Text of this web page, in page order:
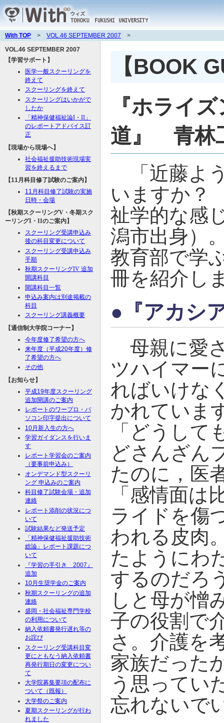
With TOP > VOL.46 SEPTEMBER 2007 >
VOL.46 SEPTEMBER 2007
【学習サポート】
医学一般スクーリングを
終えて
スクーリングを終えて
スクーリングはいかがで
したか
「精神保健福祉論I ・ II 」
のレポートアドバイス訂
正
【現場から現場へ】
社会福祉援助技術現場実
習を終えるまで
【11月科目修了試験のご案内】
11月科目修了試験の実施
日時・会場
【秋期スクーリングV ・冬期スク
ーリングI ・ IIのご案内】
スクーリング受講申込み
後の科目変更について
スクーリング受講申込み
手順
秋期スクーリングIV 追加
開講科目
開講科目一覧
申込み案内は別途掲載の
科目
スクーリング講義概要
【通信制大学院コーナー】
今年度修了希望の方へ
来年度（平成20年度）修
了希望の方へ
その他
【お知らせ】
平成19年度スクーリング
追加開講のご案内
レポートのワープロ・パ
ソコン印字提出について
10月新入生の方へ
学習ガイダンスを行いま
す
レポート学習会のご案内
（要事前申込み）
オンデマンド型スクーリ
ング 申込みのご案内
科目修了試験会場・追加
連絡
レポート添削の状況につ
いて
試験結果など発送予定
「精神保健福祉援助技術
総論」レポート課題につ
いて
『学習の手引き 2007』
追加
10月生奨学金のご案内
秋期スクーリングの追加
連絡
盛岡・社会福祉専門学校
の利用について
納入依頼書発行遅れ等の
お詫び
スクーリング受講科目変
更にともなう納入依頼書
再発行期日の変更につい
て
大学院募集要項の配布に
ついて（既報）
大学祭のご案内
夏期スクーリングが行わ
れました
【BOOK
『ホライ
道』 青林
「近藤よ
いますか？
祉学的な感
潟市出身）
教育部で学
冊を紹介し
●『アカシ
母親に愛
ツハイマー
ればいけな
かれていま
「どうして
どさんざん
たのに，医
「感情面は
ライドを傷
われる皮肉
たようにわ
するのだろ
しと母が憎
子の役割で
さ。介護を
家族だった
う思ってい
忘れないで